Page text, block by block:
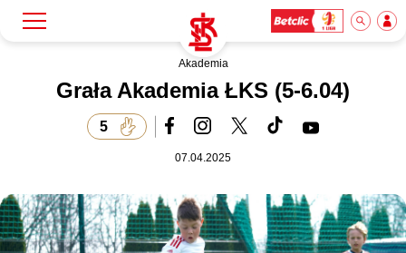
Bilety
Akademia
Grała Akademia ŁKS (5-6.04)
5
07.04.2025